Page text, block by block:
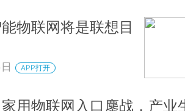
物联网将是联想目
APP打开
用物联网入口鏖战，产业